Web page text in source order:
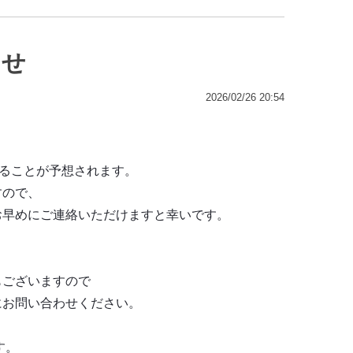
2026/02/26 20:54
ことが予想されます。
で、
めにご連絡いただけますと幸いです。
ざいますので
問い合わせください。